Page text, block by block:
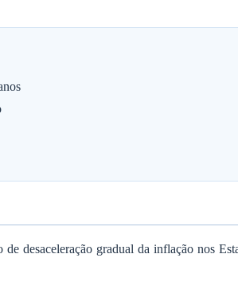
desaceleração gradual da inflação nos